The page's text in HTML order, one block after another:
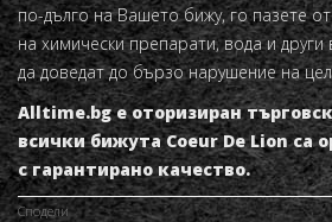
по-дълго на Вашето бижу, го пазете
на химически препарати, вода и
да доведат до бързо нарушение на
Alltime.bg е оторизиран
всички бижута Coeur De Lion са
с гарантирано качество.
Сподели